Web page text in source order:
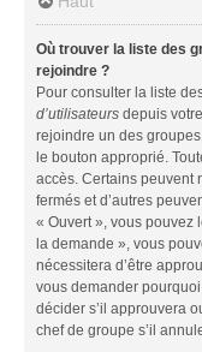
Où trouver la liste des
rejoindre ?
Pour consulter la liste
d’utilisateurs depuis
rejoindre un des
le bouton approprié.
accès. Certains peuvent
fermés et d’autres
« Ouvert », vous pouvez
la demande », vous
nécessitera d’être
vous demander
décider s’il approuvera
chef de groupe s’il